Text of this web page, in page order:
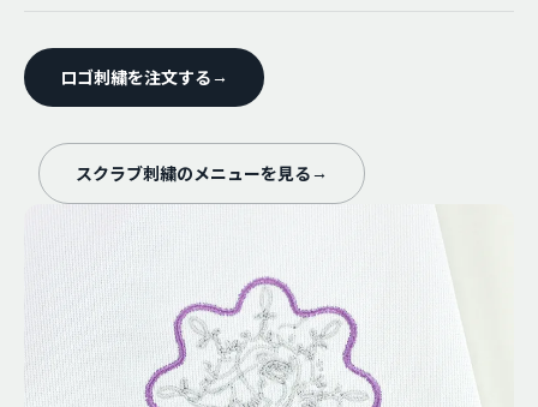
ロゴ刺繍を注文する →
スクラブ刺繍のメニューを見る →